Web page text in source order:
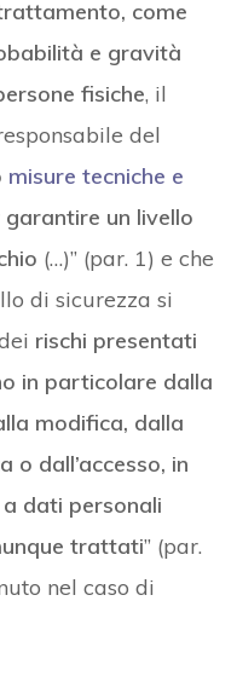
come
e gravità
fisiche, il
del
misure tecniche e
garantire un livello
(…)” (par. 1) e che
di sicurezza si
rischi presentati
in particolare dalla
modifica, dalla
dall’accesso, in
dati personali
trattati” (par.
nel caso di